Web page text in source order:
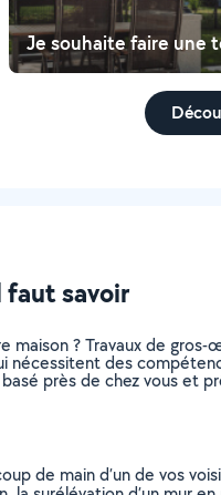
Je souhaite faire une
faut savoir
maison ? Travaux de
des
près de chez vous et
de main d’un de vos